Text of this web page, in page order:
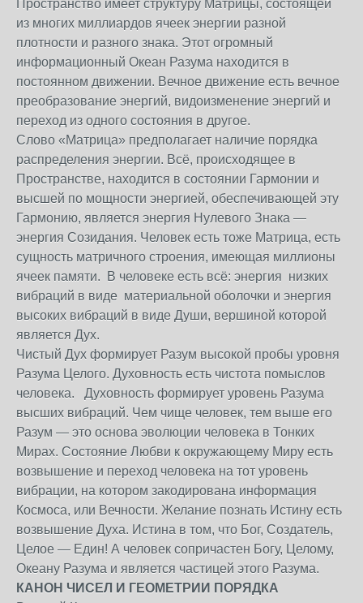
Пространство имеет структуру Матрицы, состоящей
из многих миллиардов ячеек энергии разной
плотности и разного знака. Этот огромный
информационный Океан Разума находится в
постоянном движении. Вечное движение есть вечное
преобразование энергий, видоизменение энергий и
переход из одного состояния в другое.
Слово «Матрица» предполагает наличие порядка
распределения энергии. Всё, происходящее в
Пространстве, находится в состоянии Гармонии и
высшей по мощности энергией, обеспечивающей эту
Гармонию, является энергия Нулевого Знака —
энергия Созидания. Человек есть тоже Матрица, есть
сущность матричного строения, имеющая миллионы
ячеек памяти. В человеке есть всё: энергия низких
вибраций в виде материальной оболочки и энергия
высоких вибраций в виде Души, вершиной которой
является Дух.
Чистый Дух формирует Разум высокой пробы уровня
Разума Целого. Духовность есть чистота помыслов
человека. Духовность формирует уровень Разума
высших вибраций. Чем чище человек, тем выше его
Разум — это основа эволюции человека в Тонких
Мирах. Состояние Любви к окружающему Миру есть
возвышение и переход человека на тот уровень
вибрации, на котором закодирована информация
Космоса, или Вечности. Желание познать Истину есть
возвышение Духа. Истина в том, что Бог, Создатель,
Целое — Един! А человек сопричастен Богу, Целому,
Океану Разума и является частицей этого Разума.
КАНОН ЧИСЕЛ И ГЕОМЕТРИИ ПОРЯДКА